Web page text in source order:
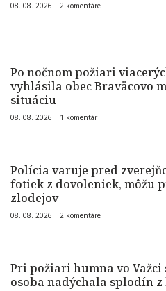
08. 08. 2026 | 2 komentáre
Po nočnom požiari
vyhlásila obec Braväcovo
situáciu
08. 08. 2026 | 1 komentár
Polícia varuje pred
fotiek z dovoleniek, môžu
zlodejov
08. 08. 2026 | 2 komentáre
Pri požiari humna vo Važci
osoba nadýchala splodín